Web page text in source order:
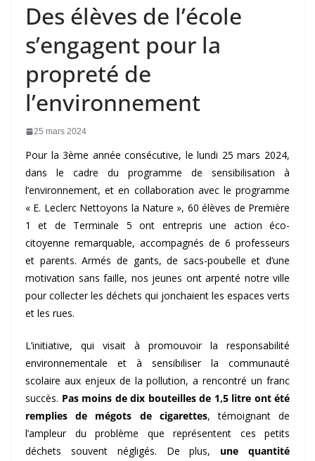
Des élèves de l’école
s’engagent pour la
propreté de
l’environnement
25 mars 2024
Pour la 3ème année consécutive, le lundi 25 mars 2024,
dans le cadre du programme de sensibilisation à
l’environnement, et en collaboration avec le programme
« E. Leclerc Nettoyons la Nature », 60 élèves de Première
1 et de Terminale 5 ont entrepris une action éco-
citoyenne remarquable, accompagnés de 6 professeurs
et parents. Armés de gants, de sacs-poubelle et d’une
motivation sans faille, nos jeunes ont arpenté notre ville
pour collecter les déchets qui jonchaient les espaces verts
et les rues.
L’initiative, qui visait à promouvoir la responsabilité
environnementale et à sensibiliser la communauté
scolaire aux enjeux de la pollution, a rencontré un franc
succès. Pas moins de dix bouteilles de 1,5 litre ont été
remplies de mégots de cigarettes, témoignant de
l’ampleur du problème que représentent ces petits
déchets souvent négligés. De plus, une quantité